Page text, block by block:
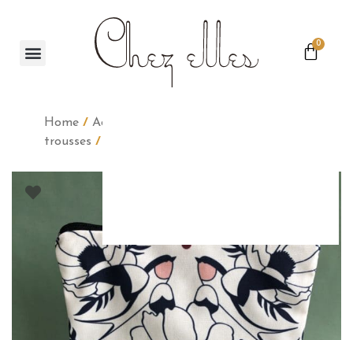
0
Home /Accessoires
trousses / Pochette 08